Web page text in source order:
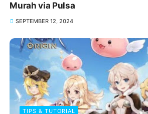
Murah via Pulsa
SEPTEMBER 12, 2024
TIPS & TUTORIAL